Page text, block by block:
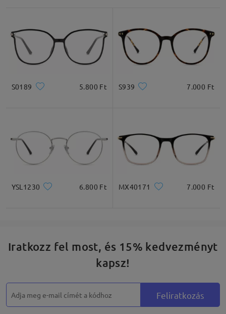
S0189 5.800 Ft S939 7.000 Ft
YSL1230 6.800 Ft MX40171 7.000 Ft
Iratkozz fel most, és 15% kedvezményt
kapsz!
Feliratkozás